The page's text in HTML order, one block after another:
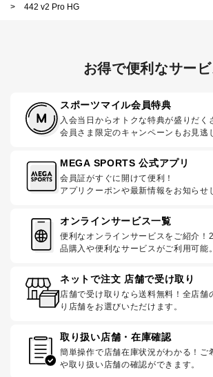
>
442 v2 Pro HG
お得で便利なサービ
スポーツマイル会員特典
入会当日からオトクな特典が盛りだく
会員さま限定のキャンペーンもお見逃
MEGA SPORTS 公式アプリ
会員証がすぐに開けて便利！
アプリクーポンや最新情報をお知らせ
オンラインサービス一覧
便利なオンラインサービスをご紹介
品購入や便利なサービスがご利用可能。
ネットで注文 店舗で受け取り
店舗で受け取りなら送料無料！全店舗
り店舗をお選びいただけます。
取り扱い店舗・在庫確認
簡単操作で店舗在庫状況がわかる！ご
や取り扱い店舗の確認ができます。